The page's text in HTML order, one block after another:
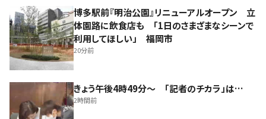
博多駅前『明治公園』リニューアルオープン 立
体園路に飲食店も 「1日のさまざまなシーンで
利用してほしい」 福岡市
20分前
きょう午後4時49分～ 「記者のチカラ」は…
2時間前